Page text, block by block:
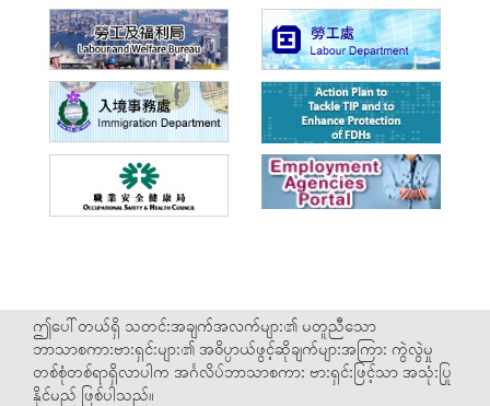
ဤပေါ်တယ်ရှိ သတင်းအချက်အလက်များ၏ မတူညီသော
ဘာသာစကားဗားရှင်းများ၏ အဓိပ္ပာယ်ဖွင့်ဆိုချက်များအကြား ကွဲလွဲမှု
တစ်စုံတစ်ရာရှိလာပါက အင်္ဂလိပ်ဘာသာစကား ဗားရှင်းဖြင့်သာ အသုံးပြု
နိုင်မည် ဖြစ်ပါသည်။